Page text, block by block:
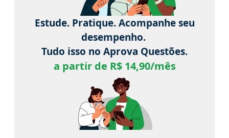
Estude. Pratique. Acompanhe seu
desempenho.
Tudo isso no Aprova Questões.
a partir de R$ 14,90/mês